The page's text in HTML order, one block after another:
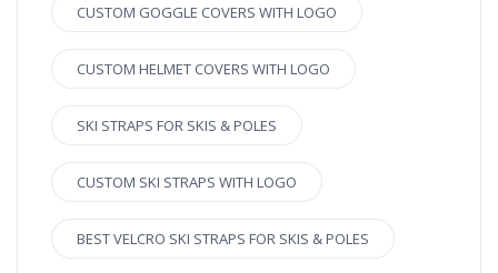
CUSTOM GOGGLE COVERS WITH LOGO
CUSTOM HELMET COVERS WITH LOGO
SKI STRAPS FOR SKIS & POLES
CUSTOM SKI STRAPS WITH LOGO
BEST VELCRO SKI STRAPS FOR SKIS & POLES